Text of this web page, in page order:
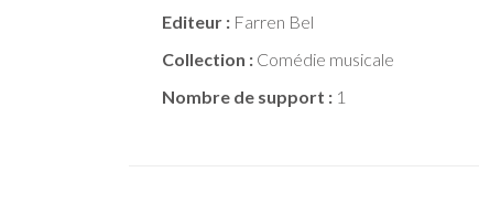
Editeur : Farren Bel
Collection : Comédie musicale
Nombre de support : 1